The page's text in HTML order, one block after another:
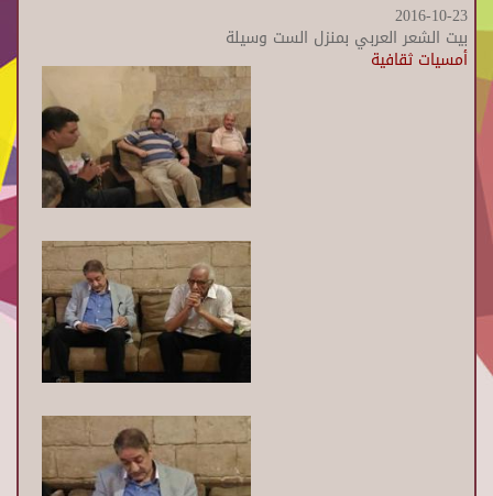
2016-10-23
بيت الشعر العربي بمنزل الست وسيلة
أمسيات ثقافية